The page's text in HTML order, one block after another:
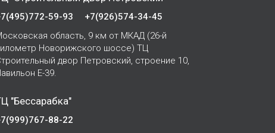
59-93
+7(926)574-34-45
область, 9 км от МКАД (26-й
Новорижского шоссе) ТЦ
двор Петровский, строение 10,
Е-39.
"Бессарабка"
88-22